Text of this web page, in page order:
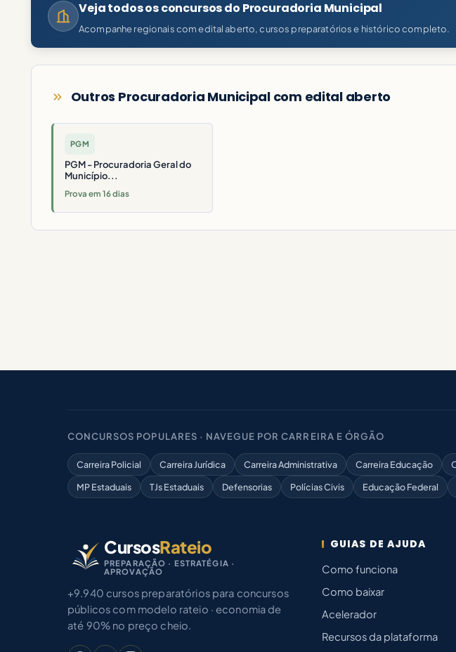
Veja todos os concursos do Procuradoria Municipal
Acompanhe regionais com edital aberto, cursos preparatórios e histórico completo.
Outros Procuradoria Municipal com edital aberto
PGM
PGM - Procuradoria Geral do
Município...
Prova em 16 dias
CONCURSOS POPULARES · NAVEGUE POR CARREIRA E ÓRGÃO
Carreira Policial Carreira Jurídica Carreira Administrativa Carreira Educação
MP Estaduais
TJs Estaduais Defensorias Polícias Civis Educação Federal
CursosRateio
PREPARAÇÃO · ESTRATÉGIA ·
APROVAÇÃO
+9.940 cursos preparatórios para concursos
públicos com modelo rateio · economia de
até 90% no preço cheio.
GUIAS DE AJUDA
Como funciona
Como baixar
Acelerador
Recursos da plataforma